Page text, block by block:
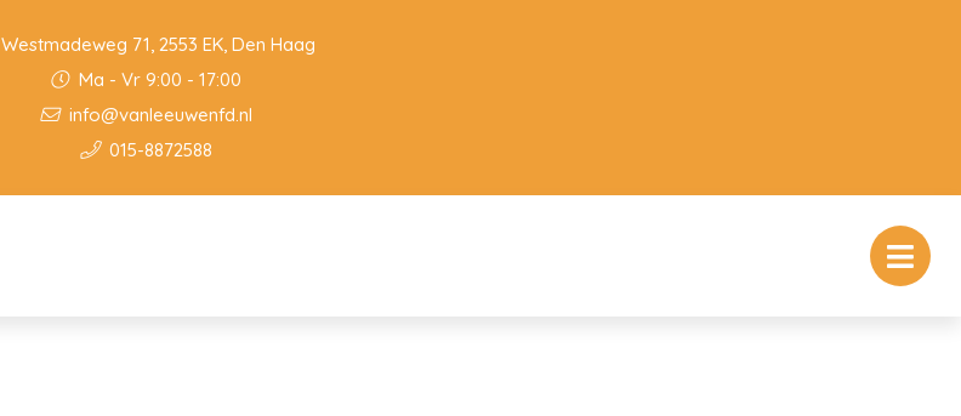
Westmadeweg 71, 2553 EK, Den Haag
Ma - Vr 9:00 - 17:00
info@vanleeuwenfd.nl
015-8872588